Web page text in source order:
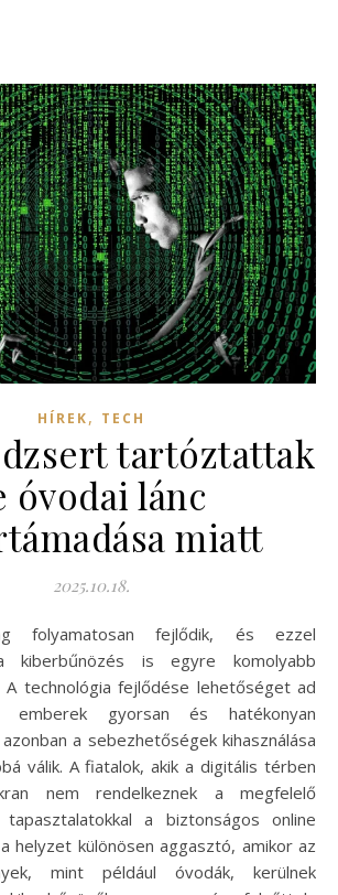
HÍREK, TECH
tartóztattak
óvodai lánc
miatt
2025.10.18.
kiberbűnözés is egyre komolyabb
technológia fejlődése lehetőséget ad
gyorsan és hatékonyan
a sebezhetőségek kihasználása
válik. A fiatalok, akik a digitális térben
nem rendelkeznek a megfelelő
a biztonságos online
helyzet különösen aggasztó, amikor az
mint például óvodák, kerülnek